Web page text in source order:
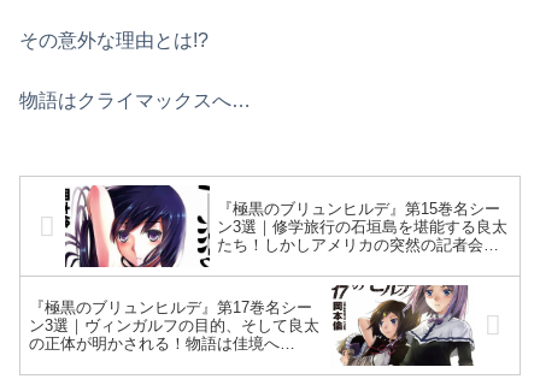
その意外な理由とは!?
物語はクライマックスへ…
『極黒のブリュンヒルデ』第15巻名シー
ン3選｜修学旅行の石垣島を堪能する良太
たち！しかしアメリカの突然の記者会見
『極黒のブリュンヒルデ』第17巻名シー
ン3選｜ヴィンガルフの目的、そして良太
の正体が明かされる！物語は佳境へ…